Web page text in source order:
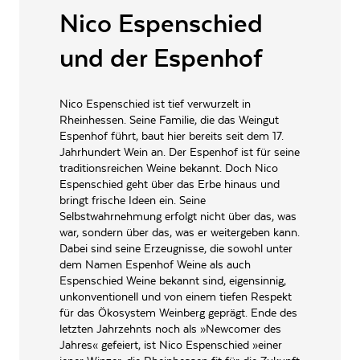
VERSCHLUSSART Schraubverschluss
ALLERGENE / INHALTSSTOFFE Sulfite
PRODUKTTYP Weißwein
INHALT (LITER) 0.75 l
PRODUZENT / ABFÜLLER / HERSTELLER
Weingut Espenhof GbR,
Hauptstraße 81 55237
Flonheim
4038965108031
ARTIKELNUMMER 178018
Nico Espenschied
und der Espenhof
Nico Espenschied ist tief verwurzelt in
Rheinhessen. Seine Familie, die das Weingut
Espenhof führt, baut hier bereits seit dem 17.
Jahrhundert Wein an. Der Espenhof ist für seine
traditionsreichen Weine bekannt. Doch Nico
Espenschied geht über das Erbe hinaus und
bringt frische Ideen ein. Seine
Selbstwahrnehmung erfolgt nicht über das, was
war, sondern über das, was er weitergeben kann.
Dabei sind seine Erzeugnisse, die sowohl unter
dem Namen Espenhof Weine als auch
Espenschied Weine bekannt sind, eigensinnig,
unkonventionell und von einem tiefen Respekt
für das Ökosystem Weinberg geprägt. Ende des
letzten Jahrzehnts noch als »Newcomer des
Jahres« gefeiert, ist Nico Espenschied »einer